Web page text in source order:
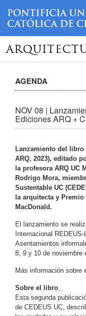
AGENDA
NOV 08 |
Ediciones ARQ +
Lanzamiento del libro
ARQ, 2023), editado
la profesora ARQ UC
Rodrigo Mora,
Sustentable UC
la arquitecta y
MacDonald.
El lanzamiento se
Internacional
Asentamientos
8, 9 y 10 de noviembre
Más información sobre
Sobre el libro_
Esta segunda
de CEDEUS UC,